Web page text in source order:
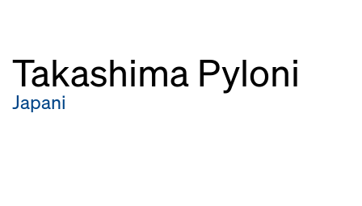
Takashima Pyloni
Japani